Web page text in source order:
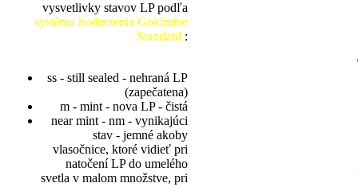
vysvetlivky stavov LP podľa
systému hodnotenia Goldmine
Standard :
ss - still sealed - nehraná LP
(zapečatena)
m - mint - nova LP - čistá
near mint - nm - vynikajúci
stav - jemné akoby
vlasočnice, ktoré vidieť pri
natočení LP do umelého
svetla v malom množstve, pri